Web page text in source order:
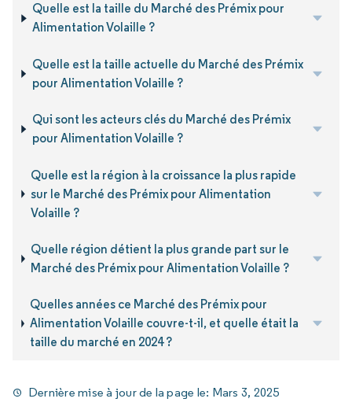
Quelle est la taille du Marché des Prémix pour
Alimentation Volaille ?
Quelle est la taille actuelle du Marché des Prémix
pour Alimentation Volaille ?
Qui sont les acteurs clés du Marché des Prémix
pour Alimentation Volaille ?
Quelle est la région à la croissance la plus rapide
sur le Marché des Prémix pour Alimentation
Volaille ?
Quelle région détient la plus grande part sur le
Marché des Prémix pour Alimentation Volaille ?
Quelles années ce Marché des Prémix pour
Alimentation Volaille couvre-t-il, et quelle était la
taille du marché en 2024 ?
Dernière mise à jour de la page le: Mars 3, 2025